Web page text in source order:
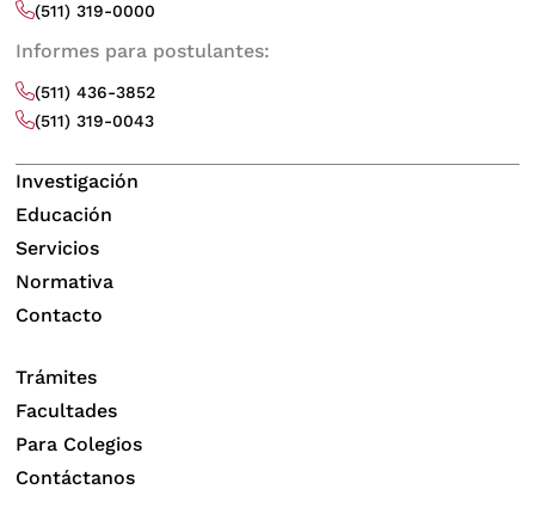
(511) 319-0000
Informes para postulantes:
(511) 436-3852
(511) 319-0043
Investigación
Educación
Servicios
Normativa
Contacto
Trámites
Facultades
Para Colegios
Contáctanos